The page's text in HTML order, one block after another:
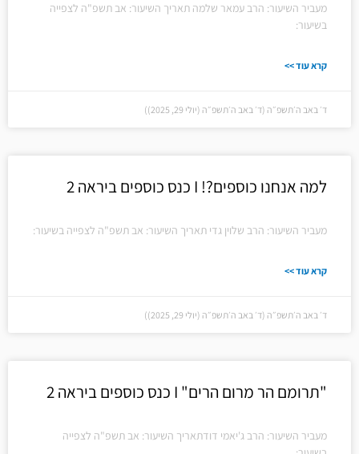
מעביר השיעור: הרב עמאר שלמה תאריך השיעור: אב תשפ"ה לצפייה
בשיעור:
קרא עוד >>
ד׳ באב ה׳תשפ״ה (ד׳ באב ה׳תשפ״ה (יולי 29, 2025))
למה אנחנו כוספים?! I כנס כוספים ביראה 2
מעביר השיעור: הרב שלוין גדי תאריך השיעור: אב תשפ"ה לצפייה בשיעור:
קרא עוד >>
ד׳ באב ה׳תשפ״ה (ד׳ באב ה׳תשפ״ה (יולי 29, 2025))
"תרומם הר מרום הרים" I כנס כוספים ביראה 2
מעביר השיעור: הרב ג'יאמי דודתאריך השיעור: אב תשפ"ה לצפייה